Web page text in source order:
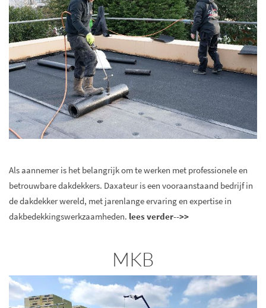
Als aannemer is het belangrijk om te werken met professionele en
betrouwbare dakdekkers. Daxateur is een vooraanstaand bedrijf in
de dakdekker wereld, met jarenlange ervaring en expertise in
dakbedekkingswerkzaamheden. lees verder-->>
MKB